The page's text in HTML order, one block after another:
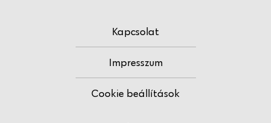
Kapcsolat
Impresszum
Cookie beállítások